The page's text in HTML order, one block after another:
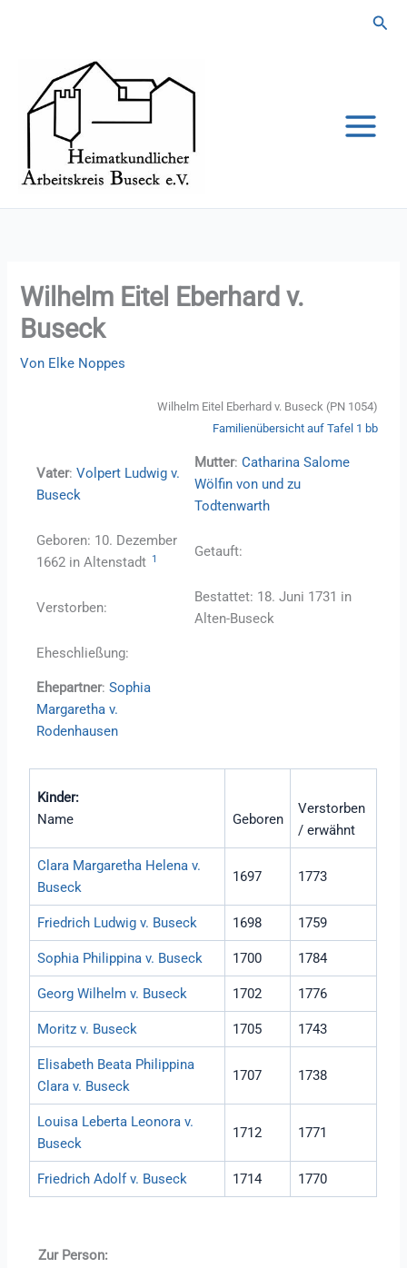
Wilhelm Eitel Eberhard v.
Buseck
Von Elke Noppes
Wilhelm Eitel Eberhard v. Buseck (PN 1054)
Familienübersicht auf Tafel 1 bb
Vater: Volpert Ludwig v.
Buseck
Mutter: Catharina Salome
Wölfin von und zu
Todtenwarth
Geboren: 10. Dezember
1662 in Altenstadt 1 Getauft:
Verstorben:
Bestattet: 18. Juni 1731 in
Alten-Buseck
Eheschließung:
Ehepartner: Sophia
Margaretha v.
Rodenhausen
Kinder:
Name
Geboren
Verstorben
/ erwähnt
Clara Margaretha Helena v.
Buseck
1697 1773
Friedrich Ludwig v. Buseck 1698 1759
Sophia Philippina v. Buseck 1700 1784
Georg Wilhelm v. Buseck 1702 1776
Moritz v. Buseck 1705 1743
Elisabeth Beata Philippina
Clara v. Buseck
1707 1738
Louisa Leberta Leonora v.
Buseck
1712 1771
Friedrich Adolf v. Buseck 1714 1770
Zur Person: